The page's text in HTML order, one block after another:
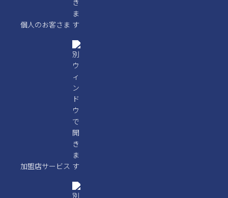
個人のお客さま
加盟店サービス